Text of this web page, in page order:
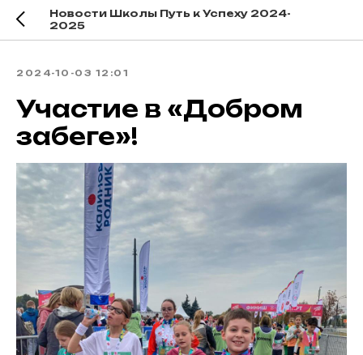
Новости Школы Путь к Успеху 2024-
2025
2024-10-03 12:01
Участие в «Добром
забеге»!